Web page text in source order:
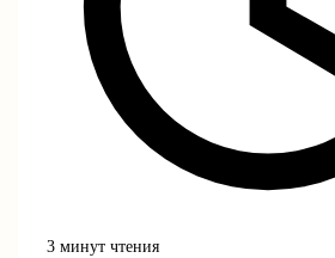
3 минут чтения